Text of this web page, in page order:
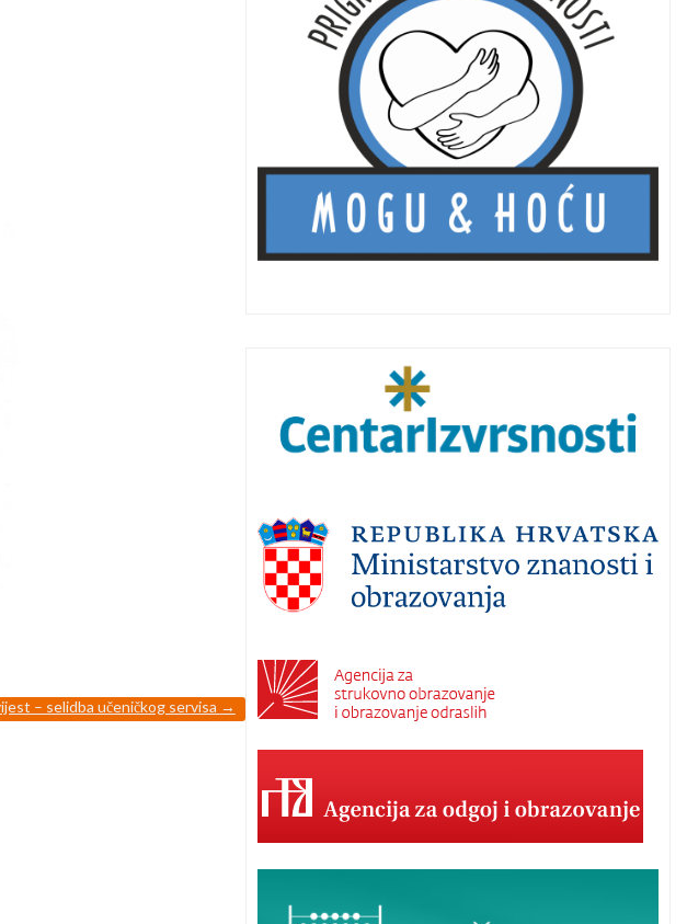
– selidba učeničkog servisa →